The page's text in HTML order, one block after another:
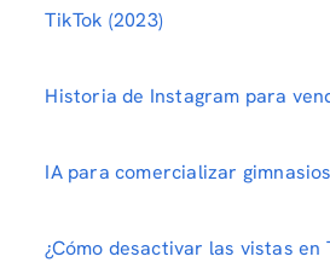
TikTok (2023)
Historia de Instagram para
IA para comercializar
¿Cómo desactivar las vistas en